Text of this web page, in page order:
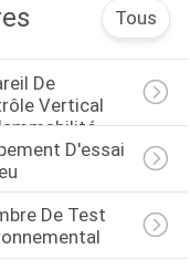
Tous
De
Vertical
D'essai
De Test